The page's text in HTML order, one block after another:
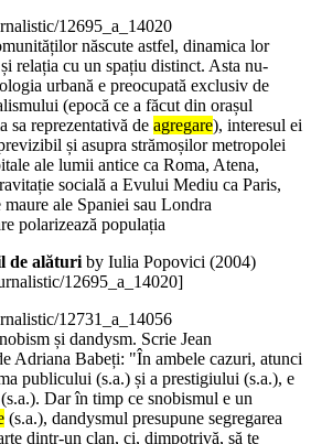
12695_a_14020
născute astfel, dinamica lor
relația cu un spațiu distinct. Asta nu-
urbană e preocupată exclusiv de
(epocă ce a făcut din orașul
sa reprezentativă de agregare), interesul ei
și asupra strămoșilor metropolei
ale lumii antice ca Roma, Atena,
socială a Evului Mediu ca Paris,
ale Spaniei sau Londra
polarizează populația
de alăturiby Iulia Popovici (2004)
12695_a_14020]
12731_a_14056
și dandysm. Scrie Jean
Adriana Babeți: "În ambele cazuri, atunci
publicului (s.a.) și a prestigiului (s.a.), e
Dar în timp ce snobismul e un
(s.a.), dandysmul presupune segregarea
dintr-un clan, ci, dimpotrivă, să te